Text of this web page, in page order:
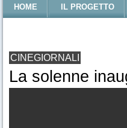
HOME IL PROGETTO
CINEGIORNALI
La solenne